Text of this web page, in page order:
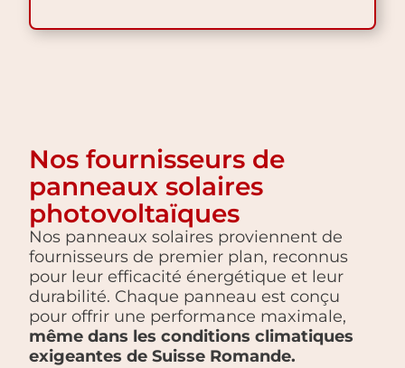
Nos fournisseurs de
panneaux solaires
photovoltaïques
Nos panneaux solaires proviennent de
fournisseurs de premier plan, reconnus
pour leur efficacité énergétique et leur
durabilité. Chaque panneau est conçu
pour offrir une performance maximale,
même dans les conditions climatiques
exigeantes de Suisse Romande.